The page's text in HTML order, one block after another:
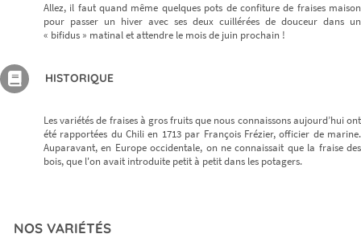
Allez, il faut quand même quelques pots de confiture de fraises maison
pour passer un hiver avec ses deux cuillérées de douceur dans un
« bifidus » matinal et attendre le mois de juin prochain !
HISTORIQUE
Les variétés de fraises à gros fruits que nous connaissons aujourd’hui ont
été rapportées du Chili en 1713 par François Frézier, officier de marine.
Auparavant, en Europe occidentale, on ne connaissait que la fraise des
bois, que l'on avait introduite petit à petit dans les potagers.
NOS VARIÉTÉS